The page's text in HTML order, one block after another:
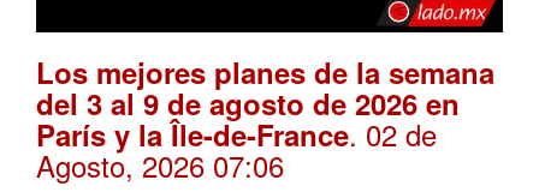
Los mejores planes de la semana
del 3 al 9 de agosto de 2026 en
París y la Île-de-France. 02 de
Agosto, 2026 07:06